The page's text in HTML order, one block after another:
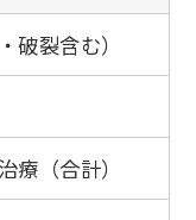
破裂含む）
療（合計）